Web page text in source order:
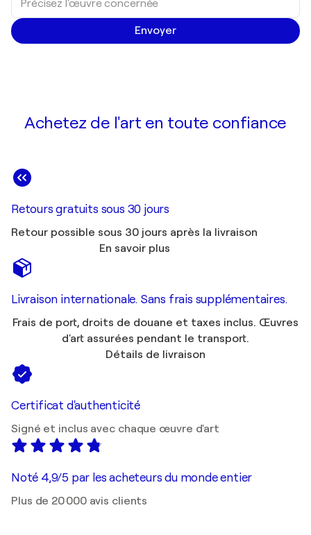
Envoyer
Achetez de l'art en toute confiance
Retours gratuits sous 30 jours
Retour possible sous 30 jours après la livraison
En savoir plus
Livraison internationale. Sans frais supplémentaires.
Frais de port, droits de douane et taxes inclus. Œuvres
d'art assurées pendant le transport.
Détails de livraison
Certificat d'authenticité
Signé et inclus avec chaque œuvre d'art
Noté 4,9/5 par les acheteurs du monde entier
Plus de 20 000 avis clients